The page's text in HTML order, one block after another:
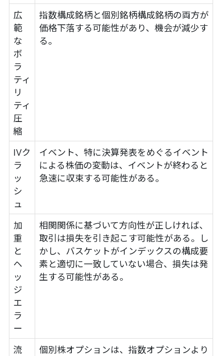
広
範
な
ボ
ラ
ティ
リ
ティ
圧
縮
指数構成銘柄と個別銘柄構成銘柄の両方が
価格下落する可能性があり、機会が減少す
る。
IVク
ラ
ッ
シ
ュ
イベント、特に決算発表をめぐるイベント
による株価の変動は、イベントが終わると
急速に収束する可能性がある。
加
重
と
ヘ
ッ
ジ
エ
ラ
ー
相関関係に基づいて方向性が正しければ、
取引は損失を引き起こす可能性がある。し
かし、バスケットがインデックスの構成要
素と適切に一致していない場合、損失は発
生する可能性がある。
流
個別株オプションは、指数オプションより